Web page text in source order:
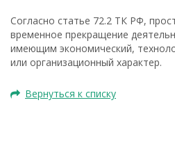
Согласно статье 72.2 ТК РФ,
временное прекращение
имеющим экономический,
или организационный характер.
Вернуться к списку